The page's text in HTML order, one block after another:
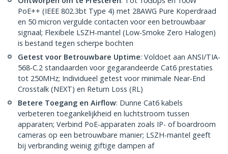
PoE++ (IEEE 802.3bt Type 4) met 28AWG Pure Koperdraad
en 50 micron vergulde contacten voor een betrouwbaar
signaal; Flexibele LSZH-mantel (Low-Smoke Zero Halogen)
is bestand tegen scherpe bochten
Getest voor Betrouwbare Uptime: Voldoet aan ANSI/TIA-
568-C.2 standaarden voor gegarandeerde Cat6 prestaties
tot 250MHz; Individueel getest voor minimale Near-End
Crosstalk (NEXT) en Return Loss (RL)
Betere Toegang en Airflow: Dunne Cat6 kabels
verbeteren toegankelijkheid en luchtstroom tussen
apparaten; Verbind PoE-apparaten zoals IP- of boardroom
cameras op een betrouwbare manier; LSZH-mantel geeft
bij verbranding weinig giftige dampen af